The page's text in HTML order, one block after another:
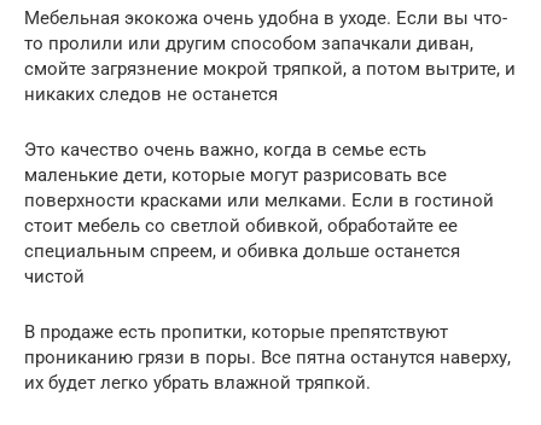
Мебельная экокожа очень удобна в уходе. Если вы что-
то пролили или другим способом запачкали диван,
смойте загрязнение мокрой тряпкой, а потом вытрите, и
никаких следов не останется
Это качество очень важно, когда в семье есть
маленькие дети, которые могут разрисовать все
поверхности красками или мелками. Если в гостиной
стоит мебель со светлой обивкой, обработайте ее
специальным спреем, и обивка дольше останется
чистой
В продаже есть пропитки, которые препятствуют
прониканию грязи в поры. Все пятна останутся наверху,
их будет легко убрать влажной тряпкой.